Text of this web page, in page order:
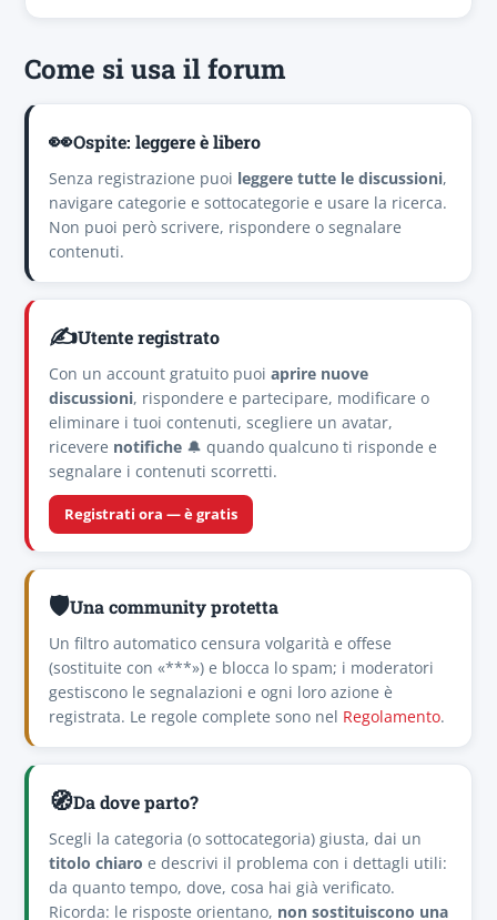
Come si usa il forum
👀Ospite: leggere è libero
Senza registrazione puoi leggere tutte le discussioni,
navigare categorie e sottocategorie e usare la ricerca.
Non puoi però scrivere, rispondere o segnalare
contenuti.
✍️Utente registrato
Con un account gratuito puoi aprire nuove
discussioni, rispondere e partecipare, modificare o
eliminare i tuoi contenuti, scegliere un avatar,
ricevere notifiche 🔔 quando qualcuno ti risponde e
segnalare i contenuti scorretti.
Registrati ora — è gratis
🛡️Una community protetta
Un filtro automatico censura volgarità e offese
(sostituite con «***») e blocca lo spam; i moderatori
gestiscono le segnalazioni e ogni loro azione è
registrata. Le regole complete sono nel Regolamento.
🧭Da dove parto?
Scegli la categoria (o sottocategoria) giusta, dai un
titolo chiaro e descrivi il problema con i dettagli utili:
da quanto tempo, dove, cosa hai già verificato.
Ricorda: le risposte orientano, non sostituiscono una